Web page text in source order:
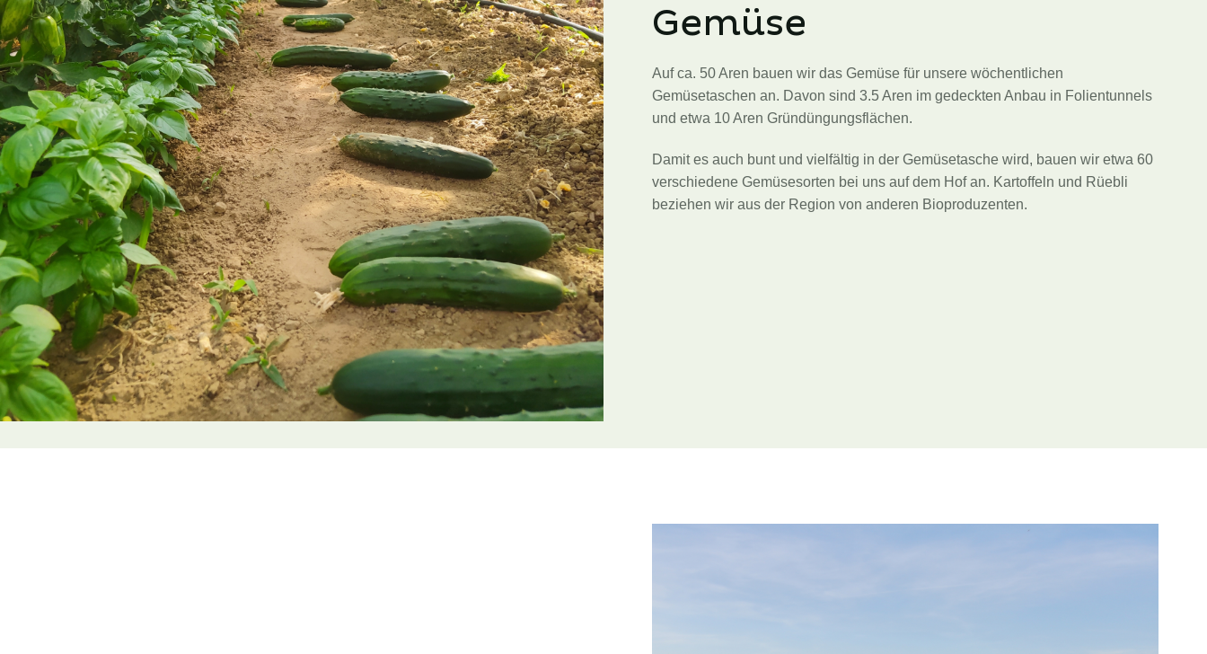
Gemüse
Auf ca. 50 Aren bauen wir das Gemüse für unsere wöchentlichen
Gemüsetaschen an. Davon sind 3.5 Aren im gedeckten Anbau in Folientunnels
und etwa 10 Aren Gründüngungsflächen.
Damit es auch bunt und vielfältig in der Gemüsetasche wird, bauen wir etwa 60
verschiedene Gemüsesorten bei uns auf dem Hof an. Kartoffeln und Rüebli
beziehen wir aus der Region von anderen Bioproduzenten.